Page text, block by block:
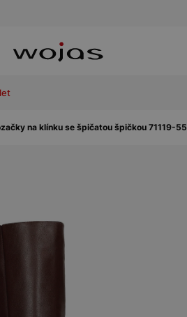
na klínku se špičatou špičkou 71119-55